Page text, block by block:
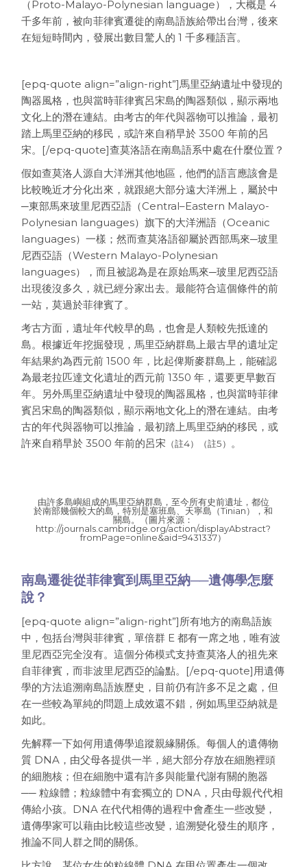
（Proto-Malayo-Polynesian language），大概是 4
千多年前，被向菲律賓遷徙的南島語族給帶出台灣，後來
在短短時間內，發展出數目驚人的 1 千多種語言。
[epq-quote align=”align-right”]馬里亞納遺址中發現的
陶器風格，也與當時菲律賓呂宋島的陶器類似，顯示兩地
文化上的潛在連結。由考古的年代與器物可以推論，最初
踏上馬里亞納的移民，或許來自稍早於 3500 年前的呂
宋。[/epq-quote]查莫洛語在南島語系中處在什麼位置？
假如查莫洛人源自大洋洲其他地區，他們的語言應該會是
比較晚近才分化出來，就跟絕大部分遠大洋洲上，屬於中
─東部馬來玻里尼西亞語（Central–Eastern Malayo-
Polynesian languages）旗下的大洋洲語（Oceanic
languages）一樣；然而查莫洛語卻屬於西部馬來─玻里
尼西亞語（Western Malayo-Polynesian
languages），而且被認為是在原始馬來─玻里尼西亞語
出現後沒多久，就已經分家出去。最能符合這個條件的前
一站，莫過於菲律賓了。
考古方面，遺址年代較早的島，也會是人類較先抵達的
島。根據近年挖掘發現，馬里亞納群島上最古早的遺址定
年結果約為西元前 1500 年，比起俾斯麥群島上，能確認
為最老拉匹達文化遺址的西元前 1350 年，還要更早數百
年。另外馬里亞納遺址中發現的陶器風格，也與當時菲律
賓呂宋島的陶器類似，顯示兩地文化上的潛在連結。由考
古的年代與器物可以推論，最初踏上馬里亞納的移民，或
許來自稍早於 3500 年前的呂宋 （註4）（註5） 。
由許多島嶼組成的馬里亞納群島，至今所有史前遺址，都位
於南部幾個較大的島，特別是塞班島、天寧島（Tinian），和
關島。（圖片來源：
http://journals.cambridge.org/action/displayAbstract?
fromPage=online&aid=9431337）
南島遷徙從菲律賓到馬里亞納──遺傳學怎麼
說？
[epq-quote align=”align-right”]所有地方的南島語族
中，包括台灣與菲律賓，單倍群 E 都有一席之地，唯有波
里尼西亞完全沒有。這個分佈模式支持查莫洛人的祖先來
自菲律賓，而非波里尼西亞的論點。[/epq-quote]用遺傳
學的方法追溯南島語族歷史，目前仍有許多不足之處，但
在一些較為單純的問題上成效還不錯，例如馬里亞納就是
如此。
先解釋一下如何用遺傳學追蹤親緣關係。每個人的遺傳物
質 DNA，由父母各提供一半，絕大部分存放在細胞裡頭
的細胞核；但在細胞中還有許多與能量代謝有關的胞器
── 粒線體；粒線體中有套獨立的 DNA，只由母親代代相
傳給小孩。DNA 在代代相傳的過程中會產生一些改變，
遺傳學家可以藉由比較這些改變，追溯變化發生的順序，
推論不同人群之間的關係。